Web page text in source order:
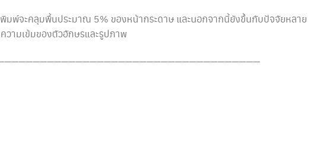
พ์จะคลุมพื้นประมาณ 5% ของหน้ากระดาษ และนอกจากนี้ยังขึ้นกับปัจจัยหลาย
ามเข้มของตัวอักษรและรูปภาพ